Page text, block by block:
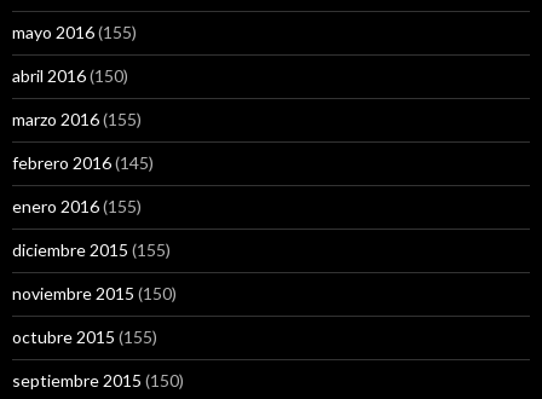
mayo 2016(155)
abril 2016(150)
marzo 2016(155)
febrero 2016(145)
enero 2016(155)
diciembre 2015 (155)
noviembre 2015 (150)
octubre 2015 (155)
septiembre 2015 (150)